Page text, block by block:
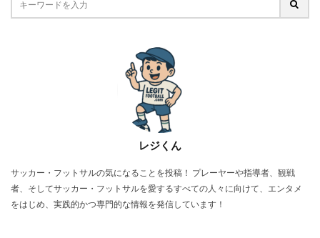
レジくん
サッカー・フットサルの気になることを投稿！ プレーヤーや指導者、観戦
者、そしてサッカー・フットサルを愛するすべての人々に向けて、エンタメ
をはじめ、実践的かつ専門的な情報を発信しています！